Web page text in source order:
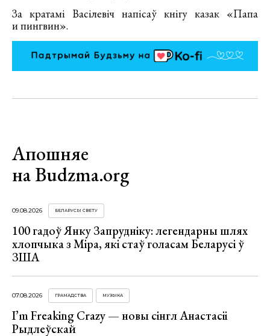
За кратамі Васілевіч напісаў кнігу казак «Папа
и пингвин».
Апошняе
на Budzma.org
09.08.2026 БЕЛАРУСЫ СВЕТУ
100 гадоў Янку Запрудніку: легендарны шлях
хлопчыка з Міра, які стаў голасам Беларусі ў
ЗША
07.08.2026 ГРАМАДСТВА МУЗЫКА
I’m Freaking Crazy — новы сінгл Анастасіі
Рыдлеўскай